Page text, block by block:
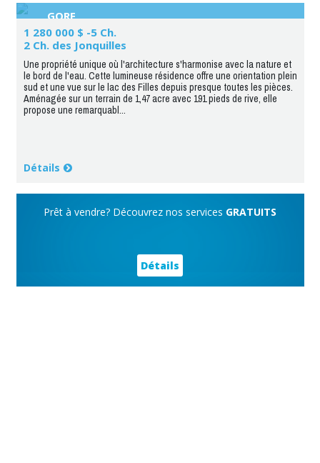
GORE
1 280 000 $ -5 Ch.
2 Ch. des Jonquilles
Une propriété unique où l'architecture s'harmonise avec la nature et
le bord de l'eau. Cette lumineuse résidence offre une orientation plein
sud et une vue sur le lac des Filles depuis presque toutes les pièces.
Aménagée sur un terrain de 1,47 acre avec 191 pieds de rive, elle
propose une remarquabl...
Détails
Prêt à vendre? Découvrez nos services GRATUITS
Détails